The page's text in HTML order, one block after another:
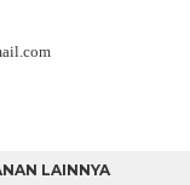
LAINNYA